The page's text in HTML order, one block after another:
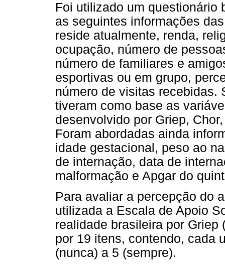
Foi utilizado um questionário
as seguintes informações
reside atualmente, renda,
ocupação, número de
número de familiares e
esportivas ou em grupo,
número de visitas recebidas.
tiveram como base as
desenvolvido por Griep,
Foram abordadas ainda
idade gestacional, peso ao
de internação, data de
malformação e Apgar do
Para avaliar a percepção do
utilizada a Escala de Apoio
realidade brasileira por
por 19 itens, contendo, cada
(nunca) a 5 (sempre).